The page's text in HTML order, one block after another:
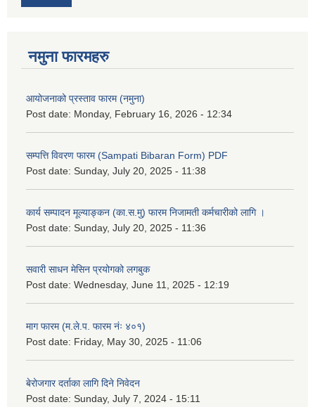
नमुना फारमहरु
आयोजनाको प्रस्ताव फारम (नमुना)
Post date: Monday, February 16, 2026 - 12:34
सम्पत्ति विवरण फारम (Sampati Bibaran Form) PDF
Post date: Sunday, July 20, 2025 - 11:38
कार्य सम्पादन मूल्याङ्कन (का.स.मु) फारम निजामती कर्मचारीको लागि ।
Post date: Sunday, July 20, 2025 - 11:36
सवारी साधन मेसिन प्रयोगको लगबुक
Post date: Wednesday, June 11, 2025 - 12:19
माग फारम (म.ले.प. फारम नंः ४०१)
Post date: Friday, May 30, 2025 - 11:06
बेरोजगार दर्ताका लागि दिने निवेदन
Post date: Sunday, July 7, 2024 - 15:11